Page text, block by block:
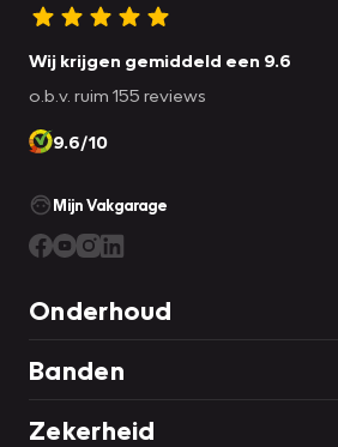
Wij krijgen gemiddeld een 9.6
o.b.v. ruim 155 reviews
9.6/10
Mijn Vakgarage
Onderhoud
Banden
Zekerheid